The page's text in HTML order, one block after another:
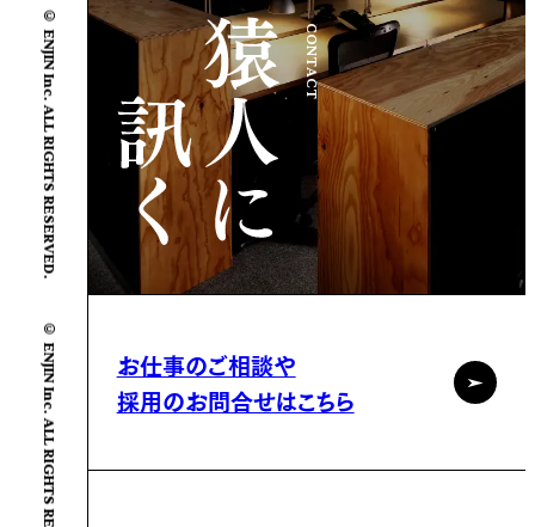
© ENJIN Inc. ALL RIGHTS RESERVED.
© ENJIN Inc. ALL RIGHTS RESERVED.
CONTACT
お仕事のご相談や
採用のお問合せはこちら